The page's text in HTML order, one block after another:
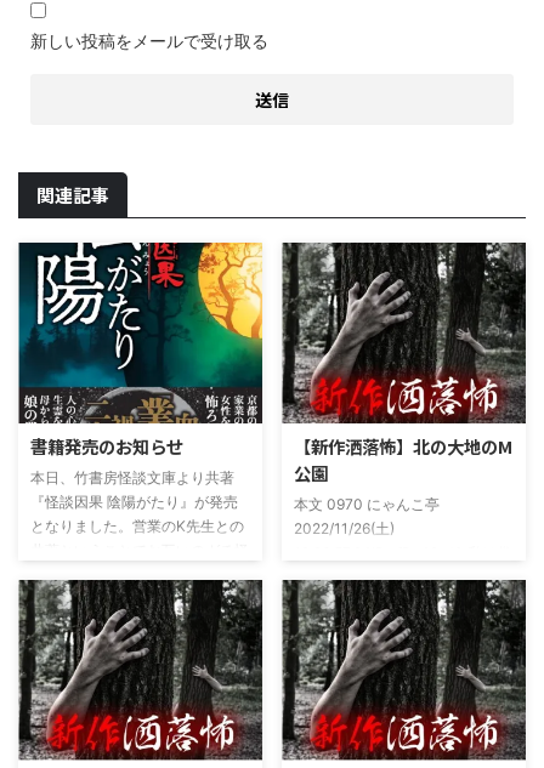
新しい投稿をメールで受け取る
関連記事
書籍発売のお知らせ
本日、竹書房怪談文庫より共著
『怪談因果 陰陽がたり』が発売
となりました。営業のK先生との
上げましたので内容の濃さ・面白
さは保証します。ぜひともご購入
くださいませ。 書影かっこいい
ですね！帯の煽り文句も最高です
(^^)v購入ページ
https://amzn.to/49NrwuE特設ペ
ージ
【新作洒落怖】北の大地のM
公園
本文 0970 にゃんこ亭
2022/11/26(土)
に言うオカルト系な話がまあまあ
好きで、最近占いとかを副業で始
めてた。今はちょっとメンタルの
状況やらで退いたけど実力試しも
かねてSNSでフォロワー相手に占
いとかしていたもんです。実力
は・・・ありがたいことに当たっ
た！ドンピシャ！と嬉しい声もあ